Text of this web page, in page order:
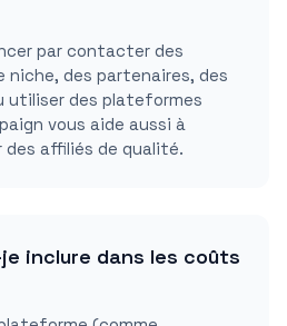
par contacter des
niche, des partenaires, des
des plateformes
vous aide aussi à
affiliés de qualité.
inclure dans les coûts